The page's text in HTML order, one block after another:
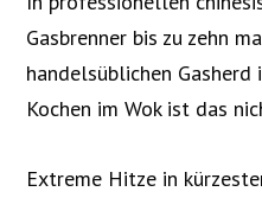
Gasbrenner bis zu zehn
handelsüblichen Gasherd
Kochen im Wok ist das
Extreme Hitze in